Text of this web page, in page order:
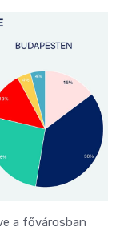
a fővárosban